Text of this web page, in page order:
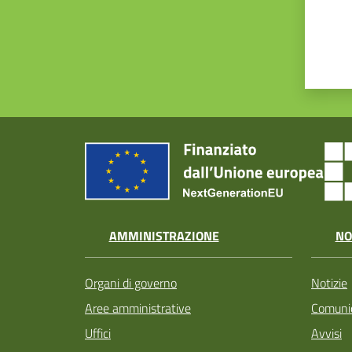
AMMINISTRAZIONE
Organi di governo
Aree amministrative
Uffici
Notizie
Avvisi